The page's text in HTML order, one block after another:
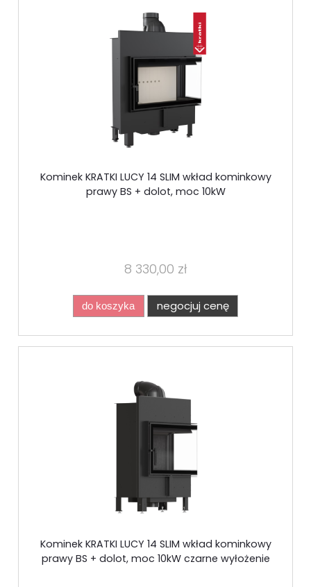
Kominek KRATKI LUCY 14 SLIM wkład kominkowy
prawy BS + dolot, moc 10kW
8 330,00 zł
do koszyka negocjuj cenę
Kominek KRATKI LUCY 14 SLIM wkład kominkowy
prawy BS + dolot, moc 10kW czarne wyłożenie